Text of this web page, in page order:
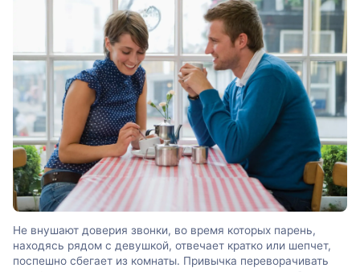
Не внушают доверия звонки, во время которых парень,
находясь рядом с девушкой, отвечает кратко или шепчет,
поспешно сбегает из комнаты. Привычка переворачивать